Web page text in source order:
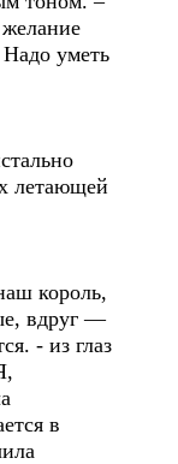
уметь
летающей
король,
вдруг —
- из глаз
в